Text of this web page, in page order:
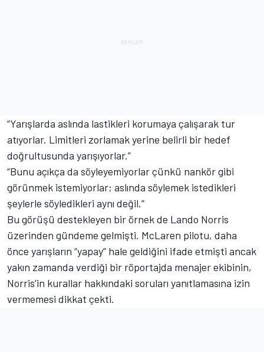
“Yarışlarda aslında lastikleri korumaya çalışarak tur
atıyorlar. Limitleri zorlamak yerine belirli bir hedef
doğrultusunda yarışıyorlar.”
“Bunu açıkça da söyleyemiyorlar çünkü nankör gibi
görünmek istemiyorlar; aslında söylemek istedikleri
şeylerle söyledikleri aynı değil.”
Bu görüşü destekleyen bir örnek de Lando Norris
üzerinden gündeme gelmişti. McLaren pilotu, daha
önce yarışların “yapay” hale geldiğini ifade etmişti ancak
yakın zamanda verdiği bir röportajda menajer ekibinin,
Norris’in kurallar hakkındaki soruları yanıtlamasına izin
vermemesi dikkat çekti.